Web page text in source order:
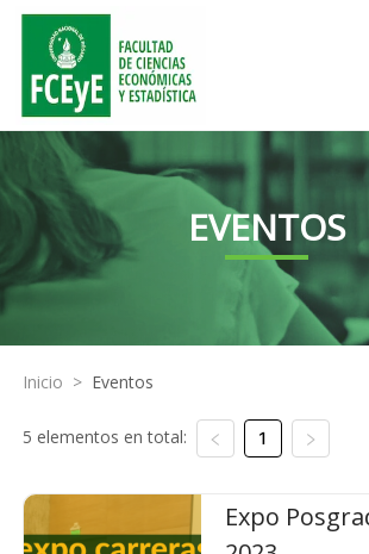
EVENTOS
Inicio > Eventos
5 elementos en total: 1
Expo